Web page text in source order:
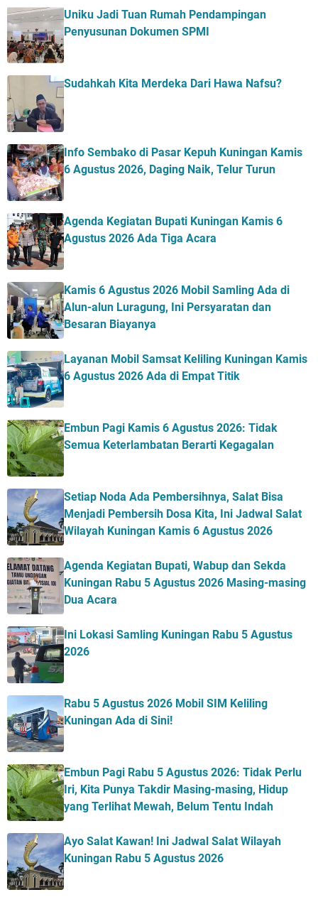
Uniku Jadi Tuan Rumah Pendampingan
Penyusunan Dokumen SPMI
Sudahkah Kita Merdeka Dari Hawa Nafsu?
Info Sembako di Pasar Kepuh Kuningan Kamis
6 Agustus 2026, Daging Naik, Telur Turun
Agenda Kegiatan Bupati Kuningan Kamis 6
Agustus 2026 Ada Tiga Acara
Kamis 6 Agustus 2026 Mobil Samling Ada di
Alun-alun Luragung, Ini Persyaratan dan
Besaran Biayanya
Layanan Mobil Samsat Keliling Kuningan Kamis
6 Agustus 2026 Ada di Empat Titik
Embun Pagi Kamis 6 Agustus 2026: Tidak
Semua Keterlambatan Berarti Kegagalan
Setiap Noda Ada Pembersihnya, Salat Bisa
Menjadi Pembersih Dosa Kita, Ini Jadwal Salat
Wilayah Kuningan Kamis 6 Agustus 2026
Agenda Kegiatan Bupati, Wabup dan Sekda
Kuningan Rabu 5 Agustus 2026 Masing-masing
Dua Acara
Ini Lokasi Samling Kuningan Rabu 5 Agustus
2026
Rabu 5 Agustus 2026 Mobil SIM Keliling
Kuningan Ada di Sini!
Embun Pagi Rabu 5 Agustus 2026: Tidak Perlu
Iri, Kita Punya Takdir Masing-masing, Hidup
yang Terlihat Mewah, Belum Tentu Indah
Ayo Salat Kawan! Ini Jadwal Salat Wilayah
Kuningan Rabu 5 Agustus 2026